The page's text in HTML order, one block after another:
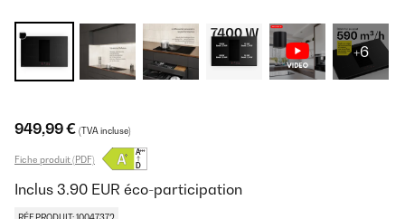
+6
949,99 € (TVA incluse)
Fiche produit (PDF)
Inclus 3.90 EUR éco-participation